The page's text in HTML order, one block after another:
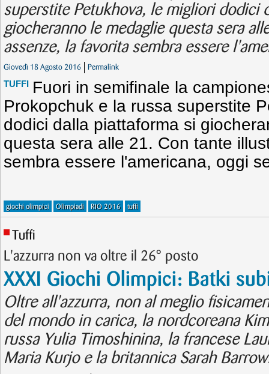
superstite Petukhova, le migliori dodici
giocheranno le medaglie questa sera
assenze, la favorita sembra essere
Giovedì 18 Agosto 2016 Permalink
TUFFI Fuori in semifinale la
Prokopchuk e la russa superstite
dodici dalla piattaforma si
questa sera alle 21. Con tante
sembra essere l'americana, oggi
giochi olimpici Olimpiadi RIO 2016 tuffi
Tuffi
L'azzurra non va oltre il 26° posto
XXXI Giochi Olimpici: Batki
Oltre all'azzurra, non al meglio
del mondo in carica, la nordcoreana
russa Yulia Timoshinina, la francese
Maria Kurjo e la britannica Sarah